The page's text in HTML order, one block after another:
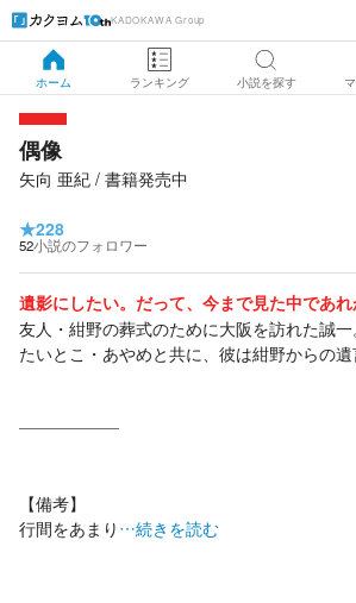
KADOKAWA Group
ホーム ランキング 小説を探す
偶像
矢向 亜紀 / 書籍発売中
★228
52小説のフォロワー
遺影にしたい。だって、今まで見た中であれ
友人・紺野の葬式のために大阪を訪れた誠
たいとこ・あやめと共に、彼は紺野からの
――――――
【備考】
行間をあまり …続きを読む